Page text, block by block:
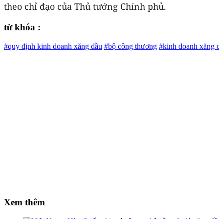
theo chỉ đạo của Thủ tướng Chính phủ.
từ khóa :
#quy định kinh doanh xăng dầu #bộ công thương #kinh doanh xăng
Xem thêm